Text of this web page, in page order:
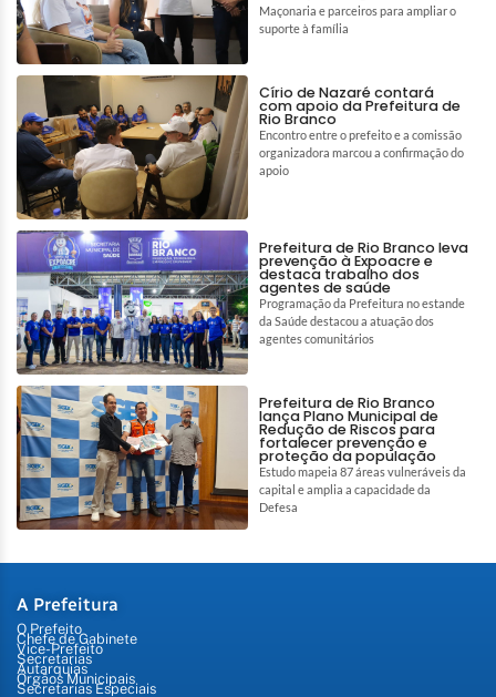
Maçonaria e parceiros para ampliar o
suporte à família
Círio de Nazaré contará
com apoio da Prefeitura de
Rio Branco
Encontro entre o prefeito e a comissão
organizadora marcou a confirmação do
apoio
Prefeitura de Rio Branco leva
prevenção à Expoacre e
destaca trabalho dos
agentes de saúde
Programação da Prefeitura no estande
da Saúde destacou a atuação dos
agentes comunitários
Prefeitura de Rio Branco
lança Plano Municipal de
Redução de Riscos para
fortalecer prevenção e
proteção da população
Estudo mapeia 87 áreas vulneráveis da
capital e amplia a capacidade da
Defesa
A Prefeitura
O Prefeito
Chefe de Gabinete
Vice-Prefeito
Secretarias
Autarquias
Órgãos Municipais
Secretarias Especiais